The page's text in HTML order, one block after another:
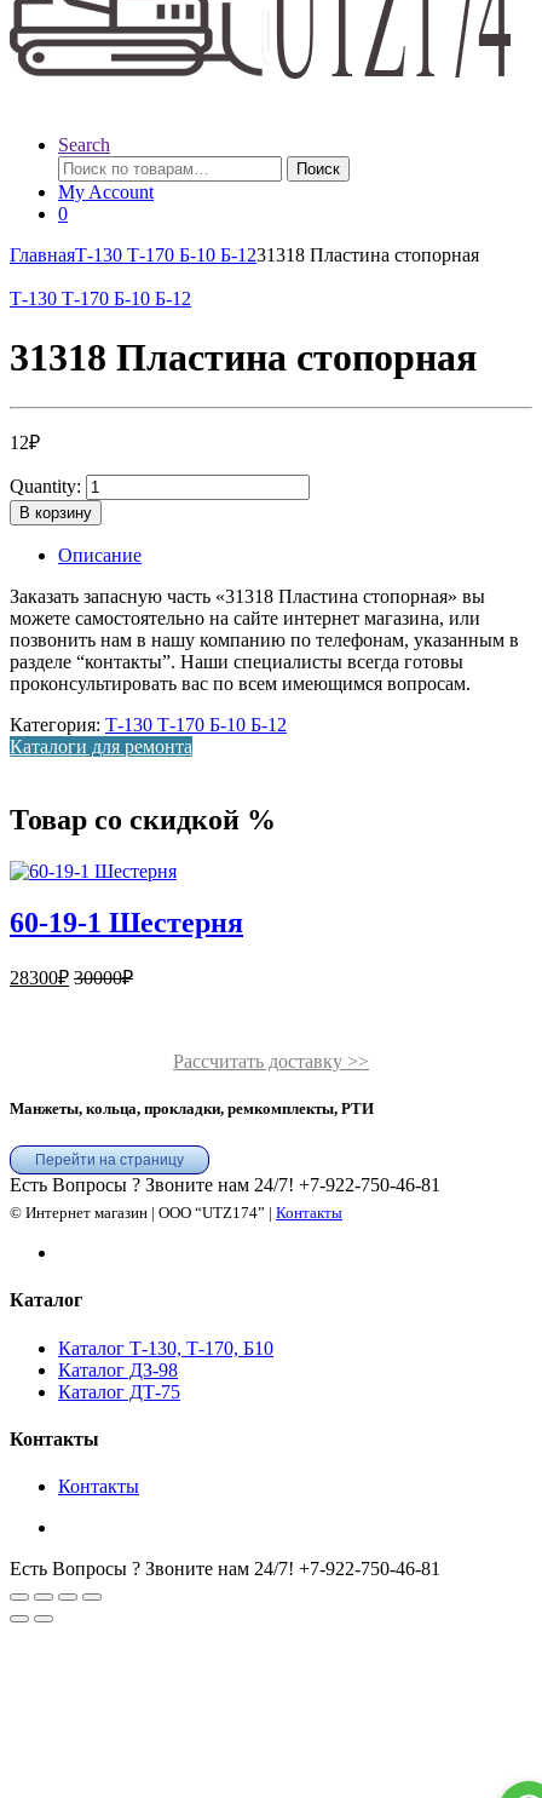
Search
Искать:
Поиск
My Account
0
ГлавнаяТ-130 Т-170 Б-10 Б-1231318 Пластина стопорная
Т-130 Т-170 Б-10 Б-12
31318 Пластина стопорная
12₽
Quantity:
В корзину
Описание
Заказать запасную часть «31318 Пластина стопорная» вы
можете самостоятельно на сайте интернет магазина, или
позвонить нам в нашу компанию по телефонам, указанным в
разделе “контакты”. Наши специалисты всегда готовы
проконсультировать вас по всем имеющимся вопросам.
Категория: Т-130 Т-170 Б-10 Б-12
Каталоги для ремонта
Товар со скидкой %
60-19-1 Шестерня
28300₽ 30000₽
Рассчитать доставку >>
Манжеты, кольца, прокладки, ремкомплекты, РТИ
Перейти на страницу
Есть Вопросы ? Звоните нам 24/7! +7-922-750-46-81
© Интернет магазин | ООО “UTZ174” | Контакты
Каталог
Каталог Т-130, Т-170, Б10
Каталог ДЗ-98
Каталог ДТ-75
Контакты
Контакты
Есть Вопросы ? Звоните нам 24/7! +7-922-750-46-81